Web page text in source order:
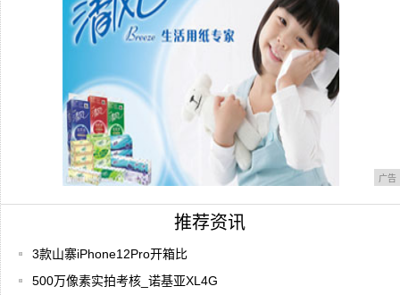
广告
推荐资讯
3款山寨iPhone12Pro开箱比
500万像素实拍考核_诺基亚XL4G